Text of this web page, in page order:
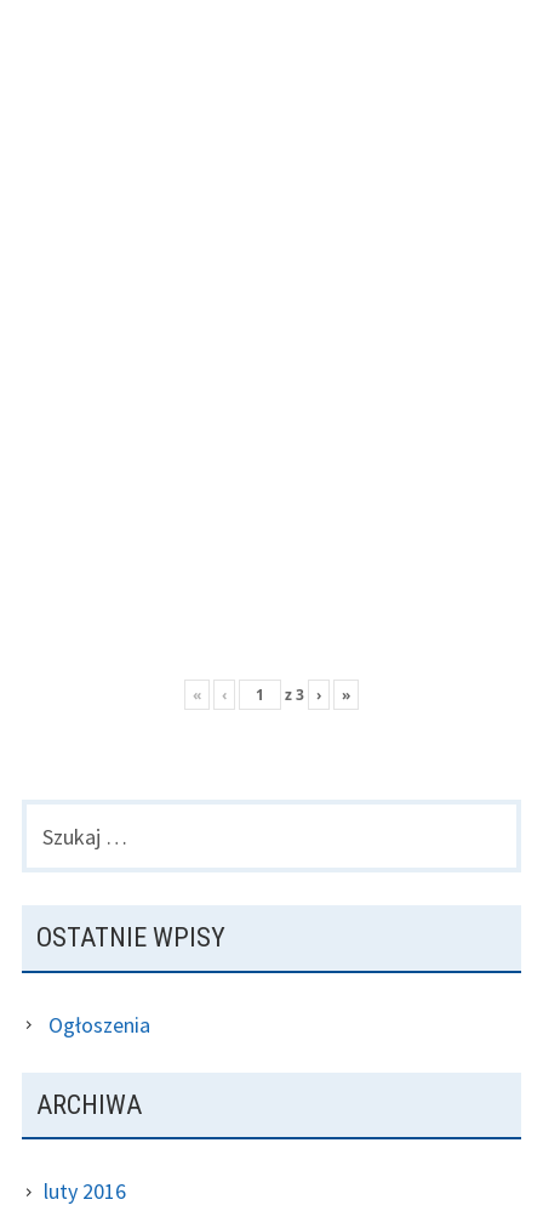
« ‹ z3 › »
GŁÓWNY
PANEL
BOCZNY
Szukaj:
OSTATNIE WPISY
Ogłoszenia
ARCHIWA
luty 2016